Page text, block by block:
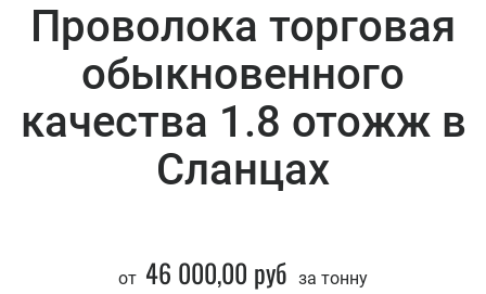
Проволока торговая
обыкновенного
качества 1.8 отожж в
Сланцах
от 46 000,00 руб за тонну